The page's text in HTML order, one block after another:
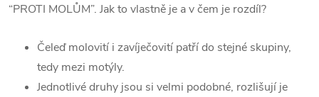
“PROTI MOLŮM”. Jak to vlastně je a v čem je rozdíl?
Čeleď molovití i zavíječovití patří do stejné skupiny,
tedy mezi motýly.
Jednotlivé druhy jsou si velmi podobné, rozlišují je